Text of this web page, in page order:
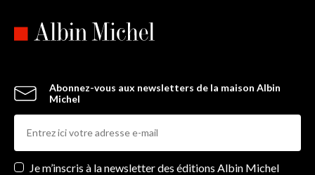
Abonnez-vous aux newsletters de la maison Albin
Michel
Newsletters
Je m’inscris à la newsletter des éditions Albin Michel